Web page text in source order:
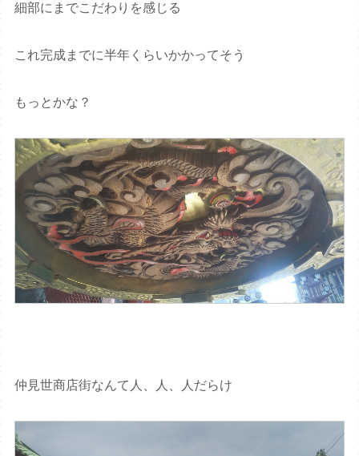
細部にまでこだわりを感じる
これ完成までに半年くらいかかってそう
もっとかな？
仲見世商店街なんて人、人、人だらけ